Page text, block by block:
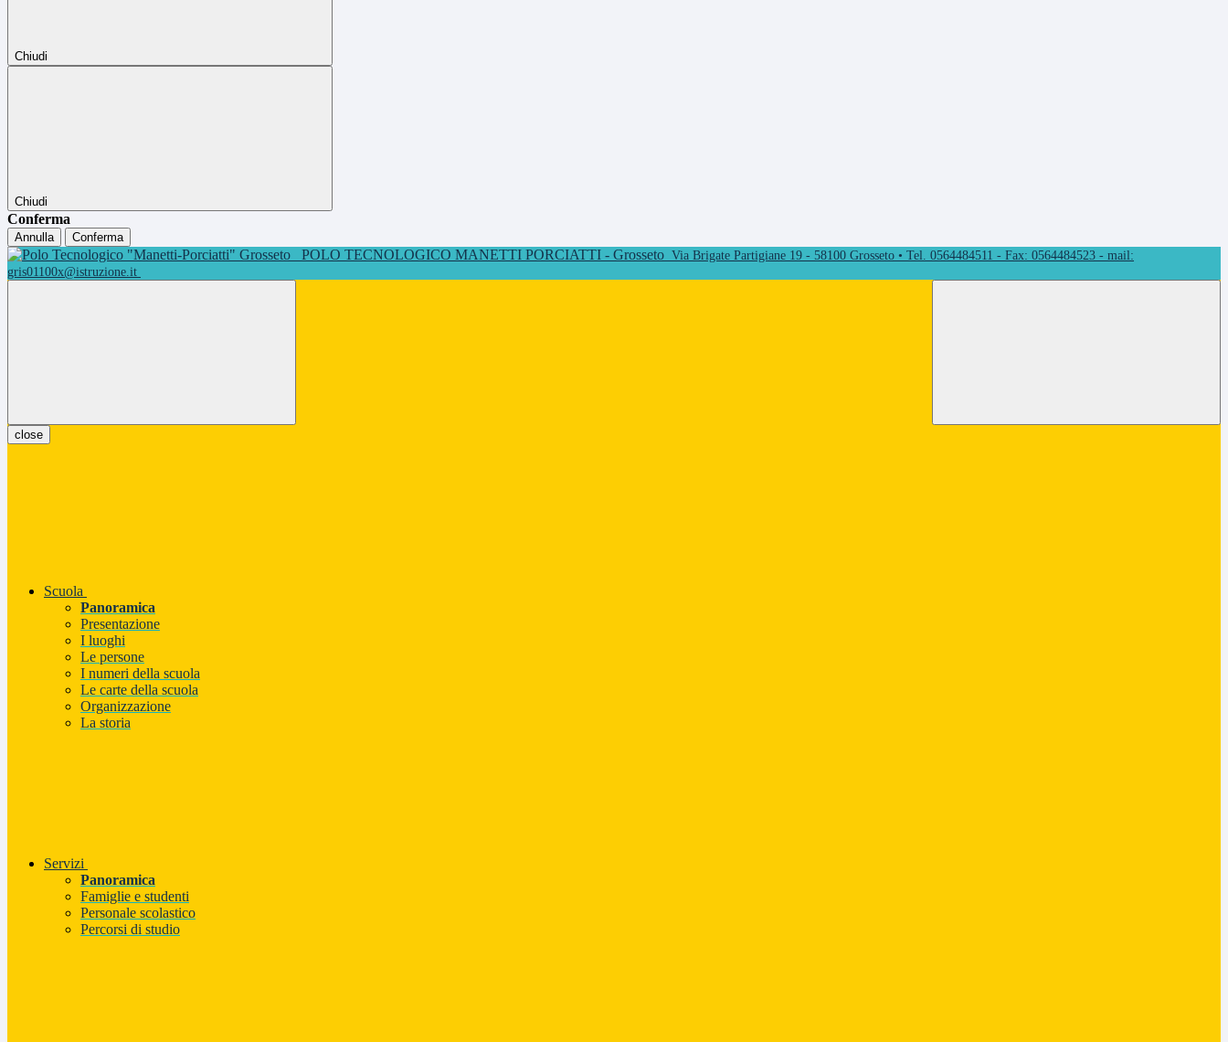
Chiudi
Chiudi
Conferma
Annulla Conferma
POLO TECNOLOGICO MANETTI PORCIATTI - Grosseto Via Brigate Partigiane 19 - 58100 Grosseto • Tel. 0564484511 - Fax: 0564484523 - mail:
gris01100x@istruzione.it
close
Scuola
Panoramica
Presentazione
I luoghi
Le persone
I numeri della scuola
Le carte della scuola
Organizzazione
La storia
Servizi
Panoramica
Famiglie e studenti
Personale scolastico
Percorsi di studio